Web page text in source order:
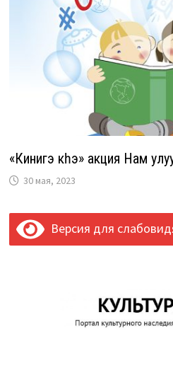
«Кинигэ күүһэ» акция Нам
30 мая, 2023
Версия для